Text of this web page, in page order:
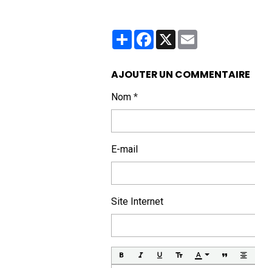
PartagerFacebook
X
AJOUTER UN COMMENTAIRE
Nom
E-mail
Site Internet